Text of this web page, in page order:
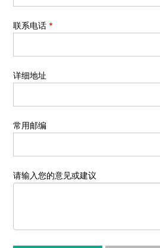
联系电话 *
详细地址
常用邮编
请输入您的意见或建议